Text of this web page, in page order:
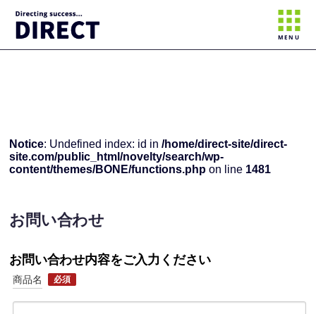
MENU
Notice: Undefined index: id in
site.com/public_html/novelty/search/wp-
Notice: Undefined index: id in /home/direct-site/direct-
site.com/public_html/novelty/search/wp-
content/themes/BONE/functions.php on line 1481
お問い合わせ
お問い合わせ内容をご入力ください
商品名 必須